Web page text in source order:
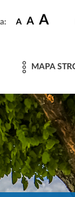
A A A
MAPA